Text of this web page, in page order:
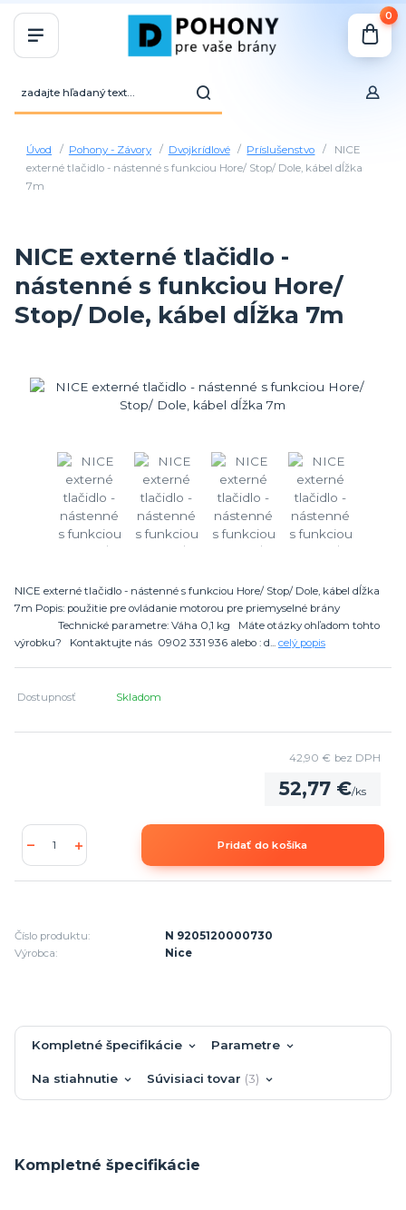
0
Úvod Pohony - Závory Dvojkrídlové Príslušenstvo
NICE
externé tlačidlo - nástenné s funkciou Hore/ Stop/ Dole, kábel dĺžka
7m
NICE externé tlačidlo -
nástenné s funkciou Hore/
Stop/ Dole, kábel dĺžka 7m
NICE externé tlačidlo - nástenné s funkciou Hore/ Stop/ Dole, kábel dĺžka
7m Popis: použitie pre ovládanie motorou pre priemyselné brány
Technické parametre: Váha 0,1 kg Máte otázky ohľadom tohto
výrobku? Kontaktujte nás 0902 331 936 alebo : d... celý popis
Dostupnosť Skladom
52,77 €/ks
42,90 € bez DPH
Pridať do košíka
Číslo produktu:
N 9205120000730
Výrobca:
Nice
Kompletné špecifikácie Parametre
Na stiahnutie Súvisiaci tovar 3
Kompletné špecifikácie